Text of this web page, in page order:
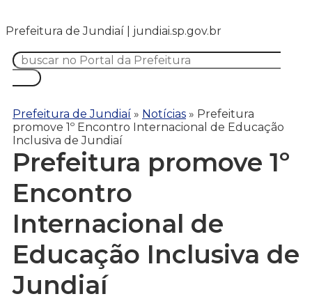
Prefeitura de Jundiaí | jundiai.sp.gov.br
Prefeitura de Jundiaí » Notícias » Prefeitura
promove 1º Encontro Internacional de Educação
Inclusiva de Jundiaí
Prefeitura promove 1º
Encontro
Internacional de
Educação Inclusiva de
Jundiaí